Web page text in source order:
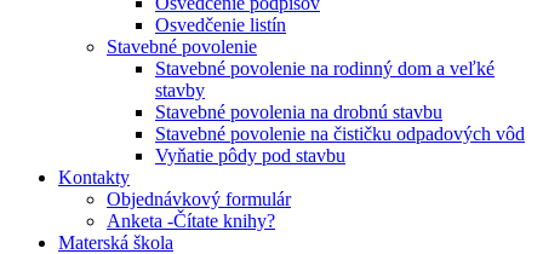
Osvedčenie listín
Stavebné povolenie
Stavebné povolenie na rodinný dom a veľké
stavby
Stavebné povolenia na drobnú stavbu
Stavebné povolenie na čističku odpadových vôd
Vyňatie pôdy pod stavbu
Kontakty
Objednávkový formulár
Anketa -Čítate knihy?
Materská škola